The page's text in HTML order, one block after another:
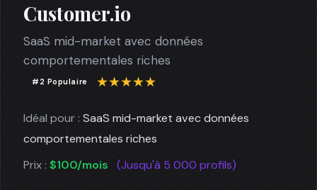
Customer.io
SaaS mid-market avec données
comportementales riches
#2 Populaire ★★★★★
Idéal pour : SaaS mid-market avec données
comportementales riches
Prix : $100/mois (Jusqu'à 5 000 profils)